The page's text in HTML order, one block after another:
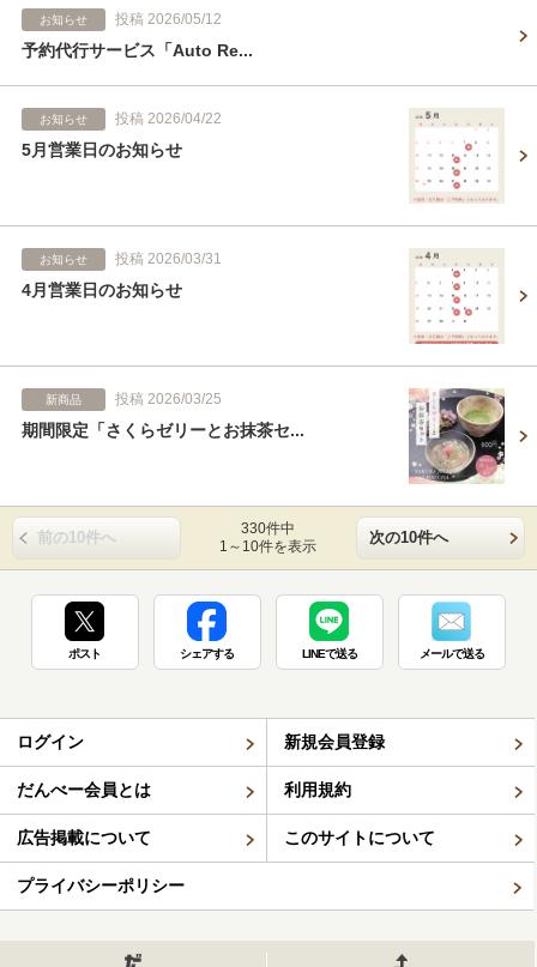
お知らせ 投稿 2026/05/12
予約代行サービス「Auto Re...
お知らせ 投稿 2026/04/22
5月営業日のお知らせ
お知らせ 投稿 2026/03/31
4月営業日のお知らせ
新商品 投稿 2026/03/25
期間限定「さくらゼリーとお抹茶セ...
前の10件へ
330件中
1～10件を表示
次の10件へ
ポスト シェアする LINEで送る メールで送る
ログイン 新規会員登録
だんべー会員とは 利用規約
広告掲載について このサイトについて
プライバシーポリシー